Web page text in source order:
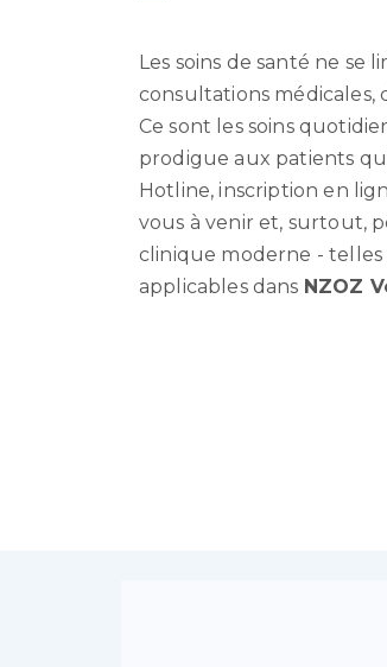
Les soins de santé ne se
consultations médicales,
Ce sont les soins
prodigue aux patients
Hotline, inscription en
vous à venir et, surtout,
clinique moderne - telles
applicables dans NZOZ